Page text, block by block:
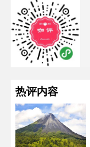
热评内容